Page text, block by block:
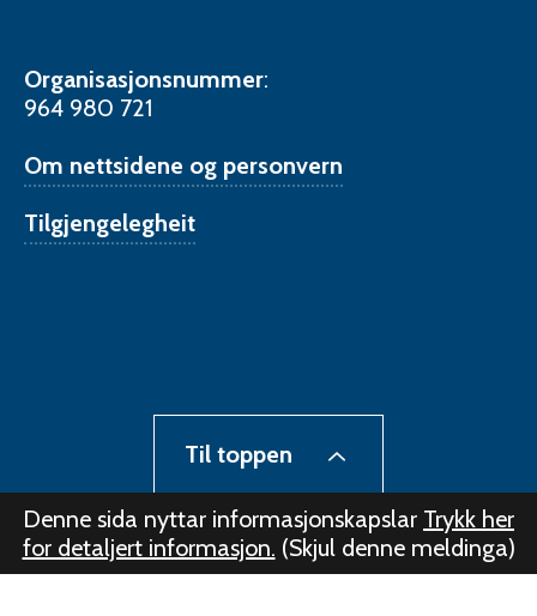
Organisasjonsnummer:
964 980 721
Om nettsidene og personvern
Tilgjengelegheit
Til toppen
Denne sida nyttar informasjonskapslar Trykk her
for detaljert informasjon. (Skjul denne meldinga)